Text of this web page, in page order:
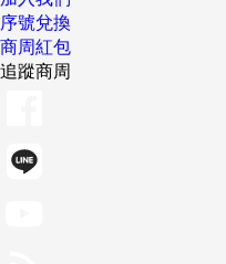
序號兌換
商周紅包
追蹤商周